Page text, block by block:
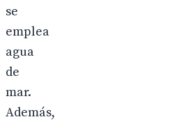
se
emplea
agua
de
mar.
Además,